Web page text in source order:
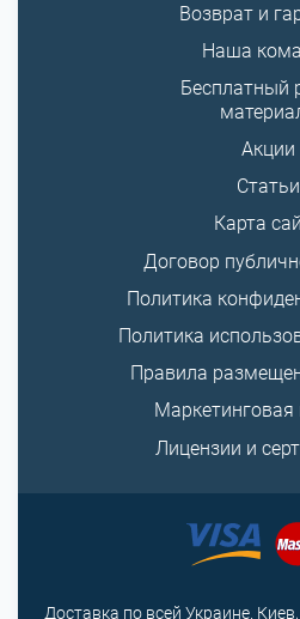
Возврат и
Наша
Бесплатный
Акции
Статьи
Карта
Договор
Политика
Политика
Правила
Маркетинговая
Лицензии и
Доставка по всей Украине.